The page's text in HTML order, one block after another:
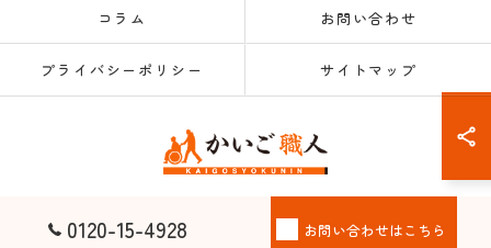
0120-15-4928 お問い合わせはこちら
コラム お問い合わせ
プライバシーポリシー サイトマップ
© 2026 大阪府大阪市の老人ホーム紹介なら株式会社かいご職人 ALL RIGHTS
RESERVED.